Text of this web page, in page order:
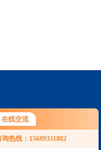
在线交流
询热线：15689331882
司-东2门